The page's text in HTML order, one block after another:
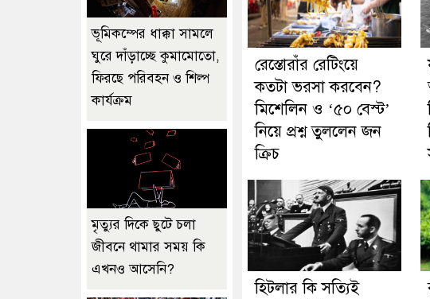
রেস্তোরাঁর রেটিংয়ে
কতটা ভরসা করবেন?
মিশেলিন ও ‘৫০ বেস্ট’
নিয়ে প্রশ্ন তুললেন জন
ক্রিচ
হিটলার কি সত্যিই
ভূমিকম্পের ধাক্কা সামলে
ঘুরে দাঁড়াচ্ছে কুমামোতো,
ফিরছে পরিবহন ও শিল্প
কার্যক্রম
মৃত্যুর দিকে ছুটে চলা
জীবনে থামার সময় কি
এখনও আসেনি?